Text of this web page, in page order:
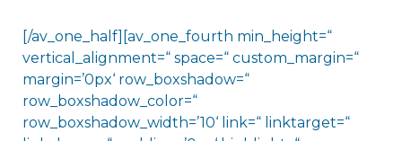
[/av_one_half][av_one_fourth min_height=“
vertical_alignment=“ space=“ custom_margin=“
margin=’0px‘ row_boxshadow=“
row_boxshadow_color=“
row_boxshadow_width=’10‘ link=“ linktarget=“